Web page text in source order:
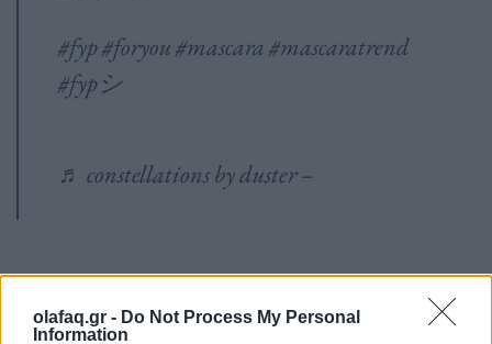
olafaq.gr - Do Not Process My Personal
Information
#fyp#foryou#mascara#mascaratrend
#fypシ
♬ constellations by duster – ‍